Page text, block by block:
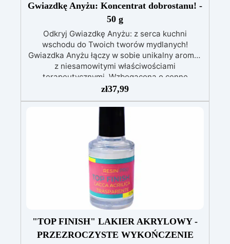
Gwiazdkę Anyżu: Koncentrat dobrostanu! -
50 g
Odkryj Gwiazdkę Anyżu: z serca kuchni
wschodu do Twoich tworów mydlanych!
Gwiazdka Anyżu łączy w sobie unikalny aromat
z niesamowitymi właściwościami
terapeutycznymi. Wzbogacona o cenne
witaminy i olejki eteryczne, ten produkt okazuje
się skarbem dla miłośników tworzenia mydeł
rzemieślniczych, zamieniając każdy moment
pielęgnacji skóry w niepowtarzalne i
spersonalizowane doświadczenie. Doświadcz
starożytnego uroku tego cennego składnika!
zł37,99
"TOP FINISH" LAKIER AKRYLOWY -
PRZEZROCZYSTE WYKOŃCZENIE